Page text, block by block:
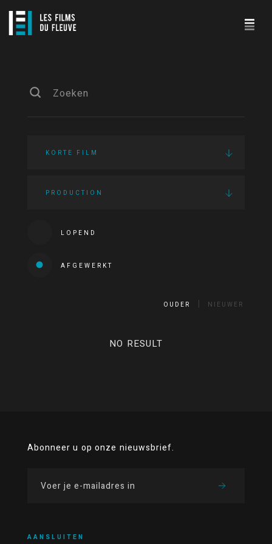
KORTE FILM
PRODUCTION
LOPEND
AFGEWERKT
OUDER NIEUWER
NO RESULT
Abonneer u op onze nieuwsbrief.
AANSLUITEN